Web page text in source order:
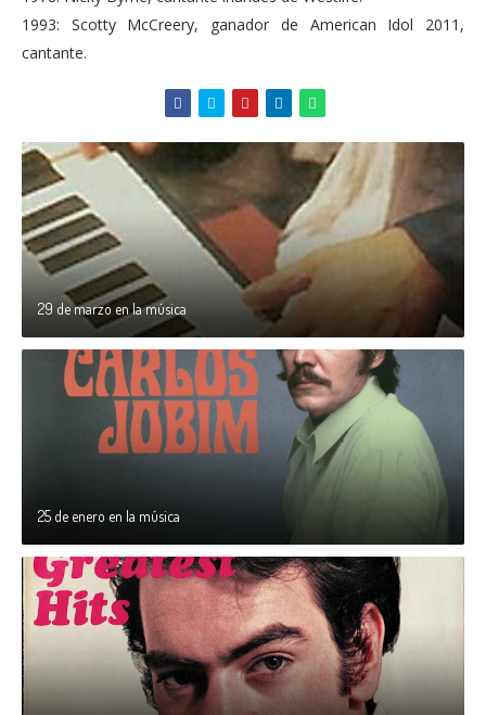
1993: Scotty McCreery, ganador de American Idol 2011,
cantante.
29 de marzo en la música
25 de enero en la música